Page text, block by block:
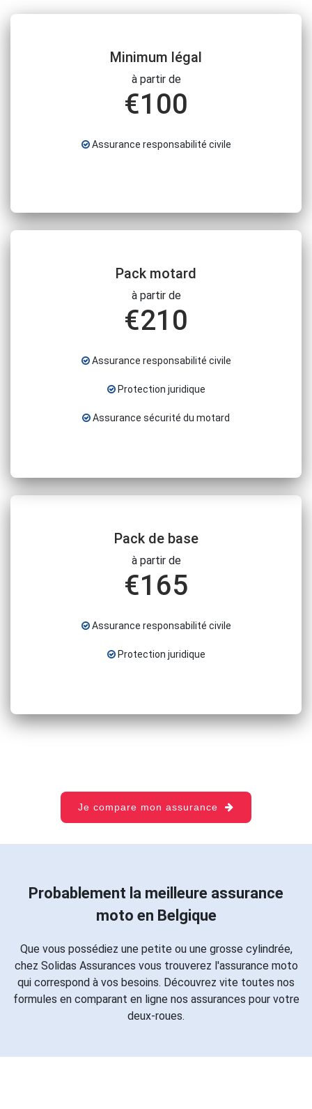
Minimum légal
à partir de
€100
Assurance responsabilité civile
Pack motard
à partir de
€210
Assurance responsabilité civile
Protection juridique
Assurance sécurité du motard
Pack de base
à partir de
€165
Assurance responsabilité civile
Protection juridique
Je compare mon assurance
Probablement la meilleure assurance
moto en Belgique
Que vous possédiez une petite ou une grosse cylindrée,
chez Solidas Assurances vous trouverez l'assurance moto
qui correspond à vos besoins. Découvrez vite toutes nos
formules en comparant en ligne nos assurances pour votre
deux-roues.